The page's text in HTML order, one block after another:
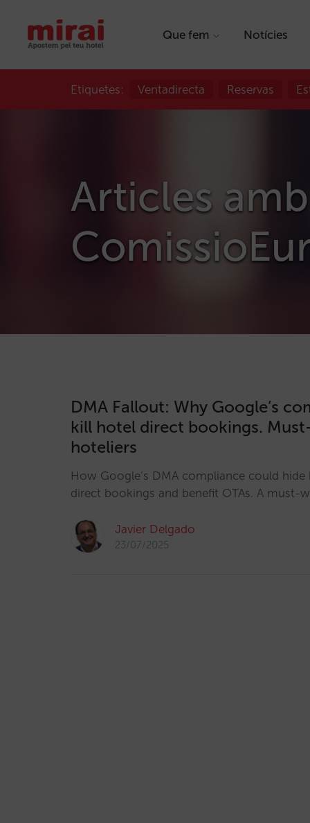
Que fem Notícies
Etiquetes: Ventadirecta Reservas
Articles
DMA Fallout: Why Google’s
kill hotel direct bookings.
hoteliers
How Google’s DMA compliance could
direct bookings and benefit OTAs. A must-
Javier Delgado
23/07/2025